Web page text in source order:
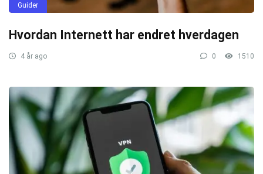
Guider
Hvordan Internett har endret hverdagen
4 år ago 0 1510